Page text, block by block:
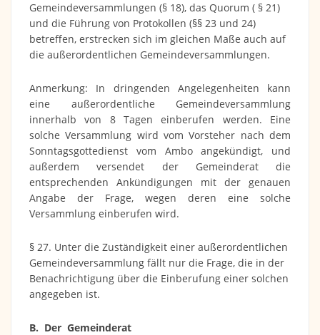
Gemeindeversammlungen (§ 18), das Quorum ( § 21)
und die Führung von Protokollen (§§ 23 und 24)
betreffen, erstrecken sich im gleichen Maße auch auf
die außerordentlichen Gemeindeversammlungen.
Anmerkung: In dringenden Angelegenheiten kann
eine außerordentliche Gemeindeversammlung
innerhalb von 8 Tagen einberufen werden. Eine
solche Versammlung wird vom Vorsteher nach dem
Sonntagsgottedienst vom Ambo angekündigt, und
außerdem versendet der Gemeinderat die
entsprechenden Ankündigungen mit der genauen
Angabe der Frage, wegen deren eine solche
Versammlung einberufen wird.
§ 27. Unter die Zuständigkeit einer außerordentlichen
Gemeindeversammlung fällt nur die Frage, die in der
Benachrichtigung über die Einberufung einer solchen
angegeben ist.
B. Der Gemeinderat